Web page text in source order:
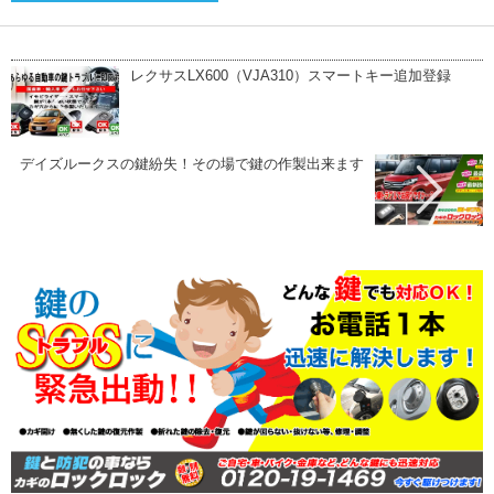
レクサスLX600（VJA310）スマートキー追加登録
デイズルークスの鍵紛失！その場で鍵の作製出来ます